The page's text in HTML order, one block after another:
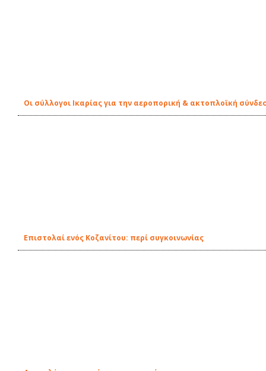
Οι σύλλογοι Ικαρίας για την αεροπορική & ακτοπλοϊκή
Επιστολαί ενός Κοζανίτου: περί συγκοινωνίας